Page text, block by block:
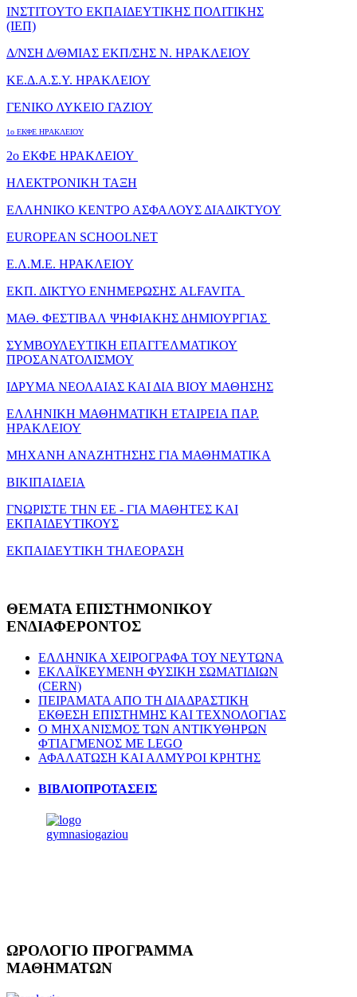
ΙΝΣΤΙΤΟΥΤΟ ΕΚΠΑΙΔΕΥΤΙΚΗΣ ΠΟΛΙΤΙΚΗΣ
(ΙΕΠ)
Δ/ΝΣΗ Δ/ΘΜΙΑΣ ΕΚΠ/ΣΗΣ Ν. ΗΡΑΚΛΕΙΟΥ
ΚΕ.Δ.Α.Σ.Υ. ΗΡΑΚΛΕΙΟΥ
ΓΕΝΙΚΟ ΛΥΚΕΙΟ ΓΑΖΙΟΥ
1o ΕΚΦΕ ΗΡΑΚΛΕΙΟΥ
2o ΕΚΦΕ ΗΡΑΚΛΕΙΟΥ
ΗΛΕΚΤΡΟΝΙΚΗ ΤΑΞΗ
ΕΛΛΗΝΙΚΟ ΚΕΝΤΡΟ ΑΣΦΑΛΟΥΣ ΔΙΑΔΙΚΤΥΟΥ
EUROPEAN SCHOOLNET
Ε.Λ.Μ.Ε. ΗΡΑΚΛΕΙΟΥ
ΕΚΠ. ΔΙΚΤΥΟ ΕΝΗΜΕΡΩΣΗΣ ALFAVITA
ΜΑΘ. ΦΕΣΤΙΒΑΛ ΨΗΦΙΑΚΗΣ ΔΗΜΙΟΥΡΓΙΑΣ
ΣΥΜΒΟΥΛΕΥΤΙΚΗ ΕΠΑΓΓΕΛΜΑΤΙΚΟΥ
ΠΡΟΣΑΝΑΤΟΛΙΣΜΟΥ
ΙΔΡΥΜΑ ΝΕΟΛΑΙΑΣ ΚΑΙ ΔΙΑ ΒΙΟΥ ΜΑΘΗΣΗΣ
ΕΛΛΗΝΙΚΗ ΜΑΘΗΜΑΤΙΚΗ ΕΤΑΙΡΕΙΑ ΠΑΡ.
ΗΡΑΚΛΕΙΟΥ
ΜΗΧΑΝΗ ΑΝΑΖΗΤΗΣΗΣ ΓΙΑ ΜΑΘΗΜΑΤΙΚΑ
ΒΙΚΙΠΑΙΔΕΙΑ
ΓΝΩΡΙΣΤΕ ΤΗΝ ΕΕ - ΓΙΑ ΜΑΘΗΤΕΣ ΚΑΙ
ΕΚΠΑΙΔΕΥΤΙΚΟΥΣ
ΕΚΠΑΙΔΕΥΤΙΚΗ ΤΗΛΕΟΡΑΣΗ
ΘΕΜΑΤΑ ΕΠΙΣΤΗΜΟΝΙΚΟΥ
ΕΝΔΙΑΦΕΡΟΝΤΟΣ
ΕΛΛΗΝΙΚΑ ΧΕΙΡΟΓΡΑΦΑ ΤΟΥ ΝΕΥΤΩΝΑ
ΕΚΛΑΪΚΕΥΜΕΝΗ ΦΥΣΙΚΗ ΣΩΜΑΤΙΔΙΩΝ
(CERN)
ΠΕΙΡΑΜΑΤΑ ΑΠΟ ΤΗ ΔΙΑΔΡΑΣΤΙΚΗ
ΕΚΘΕΣΗ ΕΠΙΣΤΗΜΗΣ ΚΑΙ ΤΕΧΝΟΛΟΓΙΑΣ
Ο ΜΗΧΑΝΙΣΜΟΣ ΤΩΝ ΑΝΤΙΚΥΘΗΡΩΝ
ΦΤΙΑΓΜΕΝΟΣ ΜΕ LEGO
ΑΦΑΛΑΤΩΣΗ ΚΑΙ ΑΛΜΥΡΟΙ ΚΡΗΤΗΣ
ΒΙΒΛΙΟΠΡΟΤΑΣΕΙΣ
ΩΡΟΛΟΓΙΟ ΠΡΟΓΡΑΜΜΑ
ΜΑΘΗΜΑΤΩΝ